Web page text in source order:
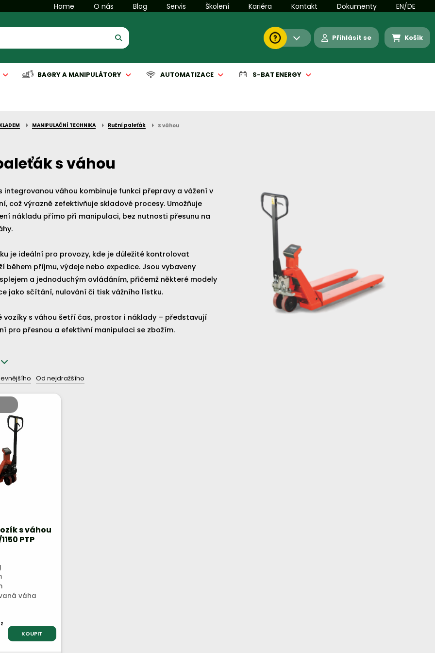
Home O nás Blog Servis Školení Kariéra Kontakt Dokumenty EN/DE
Přihlásit se Košík
BAGRY A MANIPULÁTORY AUTOMATIZACE S-BAT ENERGY
MANIPULAČNÍ TECHNIKA Ruční paleťák S váhou
s váhou
integrovanou váhou kombinuje funkci přepravy a vážení v
zefektivňuje skladové procesy. Umožňuje
nákladu přímo při manipulaci, bez nutnosti přesunu na
váhy.
je ideální pro provozy, kde je důležité kontrolovat
výdeje nebo expedice. Jsou vybaveny
a jednoduchým ovládáním, přičemž některé modely
i funkce jako sčítání, nulování či tisk vážního lístku.
vozíky s váhou šetří čas, prostor i náklady – představují
praktické řešení pro přesnou a efektivní manipulaci se zbožím.
Od nejdražšího
s váhou
PTP
váha
KOUPIT